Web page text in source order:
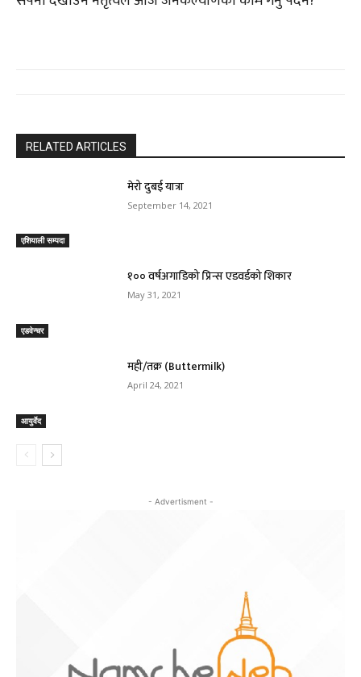
RELATED ARTICLES
एशियाली सम्पदा
मेरो दुबई यात्रा
September 14, 2021
एडवेन्चर
१०० वर्षअगाडिको प्रिन्स एडवर्डको शिकार
May 31, 2021
आयुर्वेद
मही/तक्र (Buttermilk)
April 24, 2021
- Advertisment -